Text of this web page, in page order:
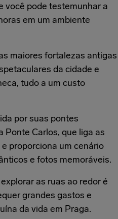
você pode testemunhar a
em um ambiente
maiores fortalezas antigas
da cidade e
tudo a um custo
por suas pontes
Ponte Carlos, que liga as
proporciona um cenário
e fotos memoráveis.
as ruas ao redor é
grandes gastos e
da vida em Praga.